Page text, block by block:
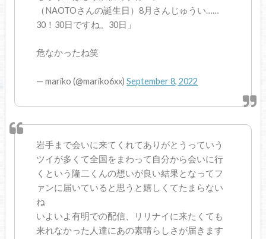
（NAOTOさんの誕生日）8月さんじゅうい……
30！30日ですね。30日」
危なかったね笑
— mariko (@mariko6xx)September 8, 2022
岩手まで会いに来てくれてありがとうっていう
ツイが多くて全国をまわって自分から会いに行
くという隆二くんの想いが良い結果となってフ
ァンに届いていると思うと嬉しくてたまらない
ね
いよいよ有明での配信、リリナイに来たくても
来れなかった人達にあの素晴らしさが届きます